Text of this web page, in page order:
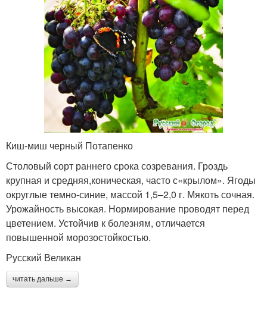
Киш-миш черный Потапенко
Столовый сорт раннего срока созревания. Гроздь
крупная и средняя,коническая, часто с«крылом». Ягоды
округлые темно-синие, массой 1,5–2,0 г. Мякоть сочная.
Урожайность высокая. Нормирование проводят перед
цветением. Устойчив к болезням, отличается
повышенной морозостойкостью.
Русский Великан
читать дальше →